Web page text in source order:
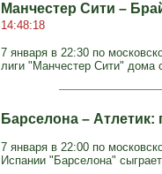
Манчестер Сити –
14:48:18
7 января в 22:30 по
лиги "Манчестер Сити" дома
Барселона – Атлетик:
7 января в 22:00 по
Испании "Барселона"